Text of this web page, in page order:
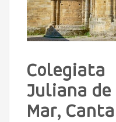
Juliana
Mar,